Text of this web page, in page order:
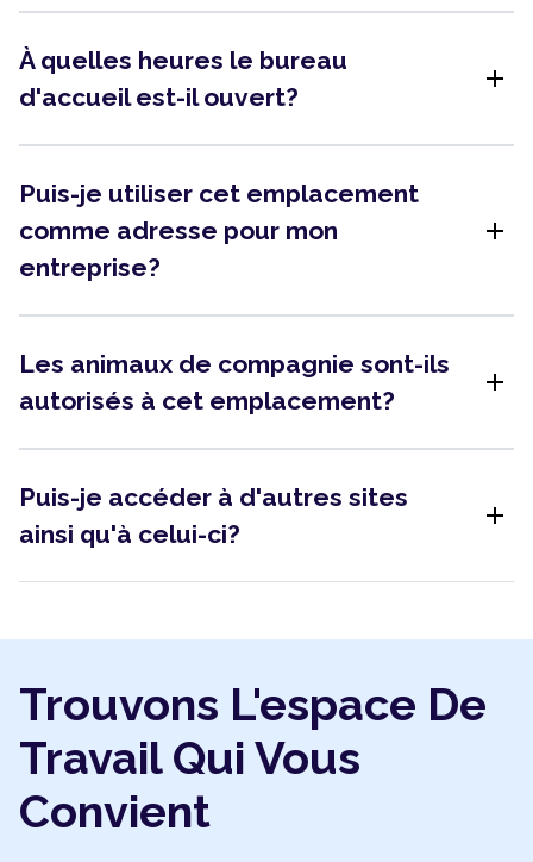
À quelles heures le bureau
d'accueil est-il ouvert?
add
Puis-je utiliser cet emplacement
comme adresse pour mon
entreprise?
add
Les animaux de compagnie sont-ils
autorisés à cet emplacement?
add
Puis-je accéder à d'autres sites
ainsi qu'à celui-ci?
add
Trouvons L'espace De
Travail Qui Vous
Convient